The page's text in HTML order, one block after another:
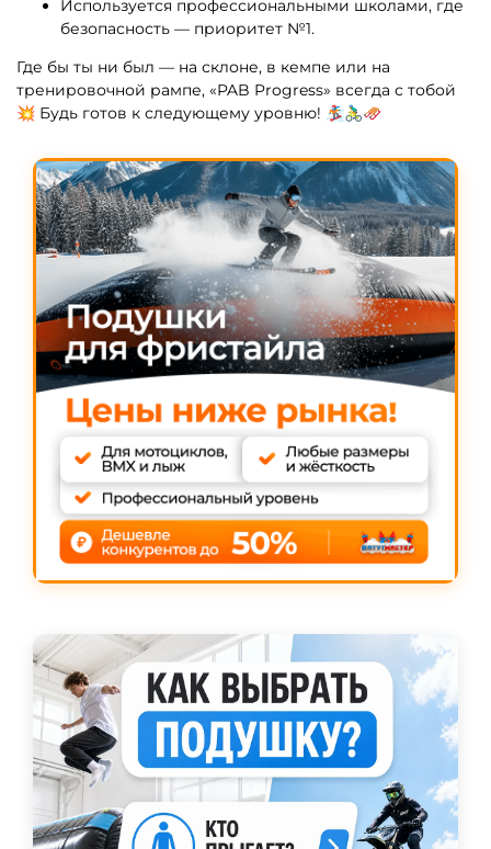
Используется профессиональными школами, где
безопасность — приоритет №1.
Где бы ты ни был — на склоне, в кемпе или на
тренировочной рампе, «PAB Progress» всегда с тобой
💥 Будь готов к следующему уровню! 🏂🚴‍♂️🛷